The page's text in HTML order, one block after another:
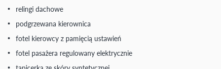
relingi dachowe
podgrzewana kierownica
fotel kierowcy z pamięcią ustawień
fotel pasażera regulowany elektrycznie